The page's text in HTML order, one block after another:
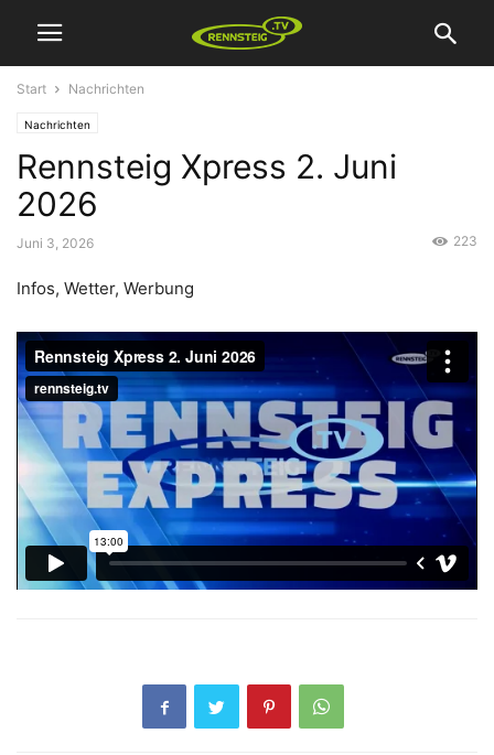
Start Nachrichten
Nachrichten
Rennsteig Xpress 2. Juni
2026
Juni 3, 2026 223
Infos, Wetter, Werbung